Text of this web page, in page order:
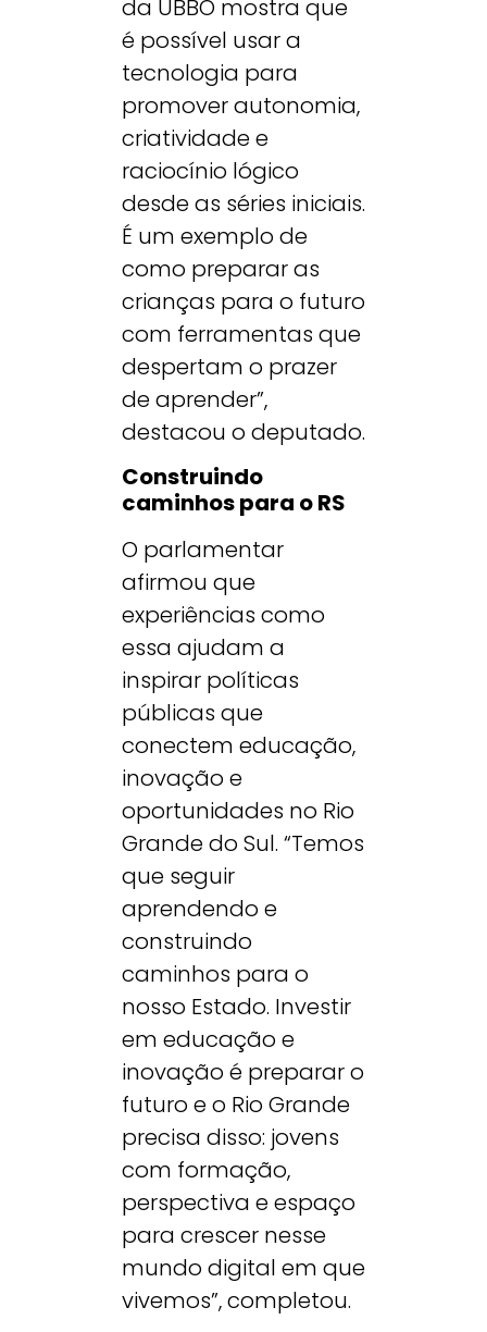
da UBBO mostra que
é possível usar a
tecnologia para
promover autonomia,
criatividade e
raciocínio lógico
desde as séries iniciais.
É um exemplo de
como preparar as
crianças para o futuro
com ferramentas que
despertam o prazer
de aprender”,
destacou o deputado.
Construindo
caminhos para o RS
O parlamentar
afirmou que
experiências como
essa ajudam a
inspirar políticas
públicas que
conectem educação,
inovação e
oportunidades no Rio
Grande do Sul. “Temos
que seguir
aprendendo e
construindo
caminhos para o
nosso Estado. Investir
em educação e
inovação é preparar o
futuro e o Rio Grande
precisa disso: jovens
com formação,
perspectiva e espaço
para crescer nesse
mundo digital em que
vivemos”, completou.